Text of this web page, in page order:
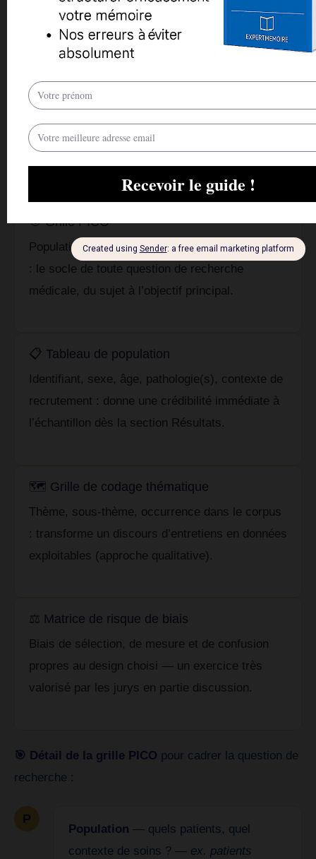
Conception des outils
méthodologiques
C’est la phase qui distingue un mémoire qui répète la
littérature d’un mémoire qui démontre une compétence
de recherche. Voici les outils que nos rédacteurs de
mémoire construisent couramment, adaptés au sujet
🎯 Grille PICO
Population, Intervention, Comparateur, Outcome
: le socle de toute question de recherche
médicale, du sujet à l’objectif principal.
📋 Tableau de population
Identifiant, sexe, âge, pathologie(s), contexte de
recrutement : donne une crédibilité immédiate à
l’échantillon dès la section Résultats.
🗺️ Grille de codage thématique
Thème, sous-thème, occurrence dans le corpus
: transforme un discours d’entretiens en données
exploitables (approche qualitative).
⚖️ Matrice de risque de biais
Biais de sélection, de mesure et de confusion
propres au design choisi — un exercice très
valorisé par les jurys en partie discussion.
🎯 Détail de la grille PICO pour cadrer la question de
recherche :
P
Population — quels patients, quel
contexte de soins ? — ex. patients